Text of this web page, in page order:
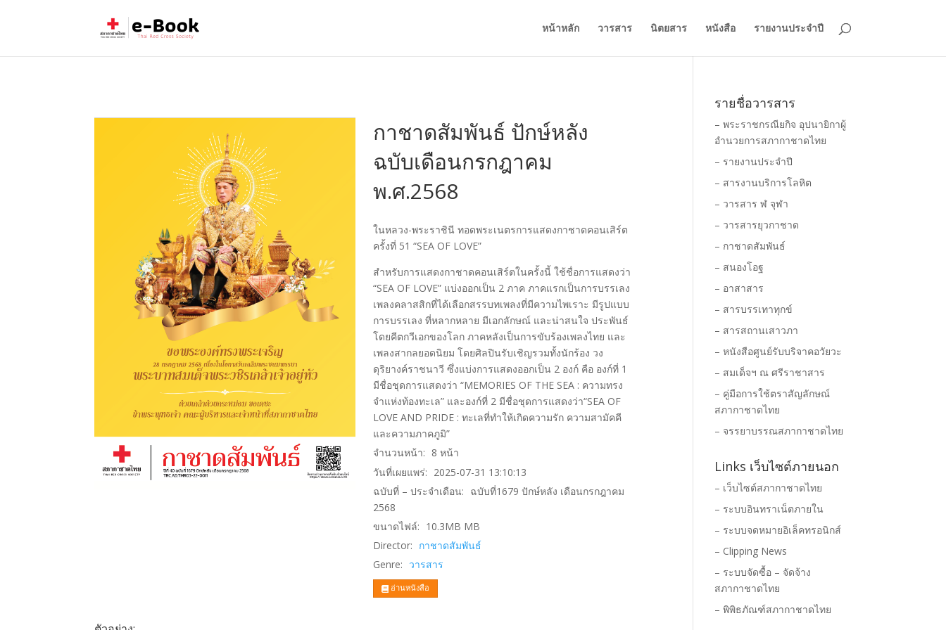
หน้าหลัก วารสาร นิตยสาร หนังสือ รายงานประจำปี
กาชาดสัมพันธ์ ปักษ์หลัง
ฉบับเดือนกรกฎาคม
พ.ศ.2568
ในหลวง-พระราชินี ทอดพระเนตรการแสดงกาชาดคอนเสิร์ต
ครั้งที่ 51 “SEA OF LOVE”
สําหรับการแสดงกาชาดคอนเสิร์ตในครั้งนี้ ใช้ชื่อการแสดงว่า
“SEA OF LOVE” แบ่งออกเป็น 2 ภาค ภาคแรกเป็นการบรรเลง
เพลงคลาสสิกที่ได้เลือกสรรบทเพลงที่มีความไพเราะ มีรูปแบบ
การบรรเลง ที่หลากหลาย มีเอกลักษณ์ และน่าสนใจ ประพันธ์
โดยคีตกวีเอกของโลก ภาคหลังเป็นการขับร้องเพลงไทย และ
เพลงสากลยอดนิยม โดยศิลปินรับเชิญรวมทั้งนักร้อง วง
ดุริยางค์ราชนาวี ซึ่งแบ่งการแสดงออกเป็น 2 องก์ คือ องก์ที่ 1
มีชื่อชุดการแสดงว่า “MEMORIES OF THE SEA : ความทรง
จําแห่งท้องทะเล” และองก์ที่ 2 มีชื่อชุดการแสดงว่า“SEA OF
LOVE AND PRIDE : ทะเลที่ทําให้เกิดความรัก ความสามัคคี
และความภาคภูมิ”
จำนวนหน้า: 8หน้า
วันที่เผยแพร่: 2025-07-31 13:10:13
ฉบับที่ – ประจำเดือน: ฉบับที่1679 ปักษ์หลัง เดือนกรกฎาคม
2568
ขนาดไฟล์: 10.3MB MB
Director: กาชาดสัมพันธ์
Genre: วารสาร
อ่านหนังสือ
รายชื่อวารสาร
– พระราชกรณียกิจ อุปนายิกาผู้
อำนวยการสภากาชาดไทย
– รายงานประจำปี
– สารงานบริการโลหิต
– วารสาร ฬ จุฬา
– วารสารยุวกาชาด
– กาชาดสัมพันธ์
– สนองโอฐ
– อาสาสาร
– สารบรรเทาทุกข์
– สารสถานเสาวภา
– หนังสือศูนย์รับบริจาคอวัยวะ
– สมเด็จฯ ณ ศรีราชาสาร
– คู่มือการใช้ตราสัญลักษณ์
สภากาชาดไทย
– จรรยาบรรณสภากาชาดไทย
Links เว็บไซต์ภายนอก
– เว็บไซต์สภากาชาดไทย
– ระบบอินทราเน็ตภายใน
– ระบบจดหมายอิเล็คทรอนิกส์
– Clipping News
– ระบบจัดซื้อ – จัดจ้าง
สภากาชาดไทย
– พิพิธภัณฑ์สภากาชาดไทย